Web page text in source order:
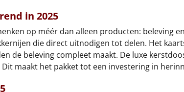
in 2025
op méér dan alleen producten: beleving
die direct uitnodigen tot delen. Het
de beleving compleet maakt. De luxe
maakt het pakket tot een investering in